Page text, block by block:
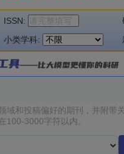
ISSN:
小类学科: